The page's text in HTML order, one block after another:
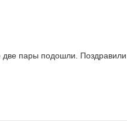
пары подошли. Поздравили